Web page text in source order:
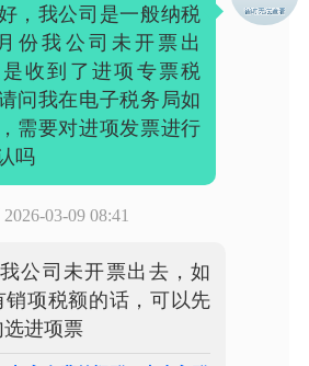
，我公司是一般纳税
份我公司未开票出
收到了进项专票税
问我在电子税务局如
需要对进项发票进行
吗
2026-03-09 08:41
公司未开票出去，如
销项税额的话，可以先
进项票